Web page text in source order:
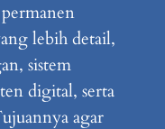
lebih detail,
sistem
digital, serta
agar